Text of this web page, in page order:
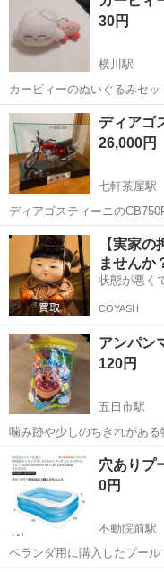
30円
横川駅
カービィーのぬいぐるみセ
ほうは10cmちょいくらいの
広島 広島市 横川駅
ディアゴ
26,000円
七軒茶屋駅
ディアゴスティーニの
成品で専用ケースに収納さ
しました。車体の転倒によ
いますので、瞬間接着剤等で
広島 広島市 七軒茶屋
【実家
ませんか
状態が悪く
COYASH
120円
五日市駅
噛み跡や少しのちきれがある
理解ある方のみお願い致します 軽いので怪我なく遊べます！ 色
フルでアンパンマンのさま
広島 広島市 五日市駅
穴ありプ
0円
不動院前駅
ベランダ用に購入したプー